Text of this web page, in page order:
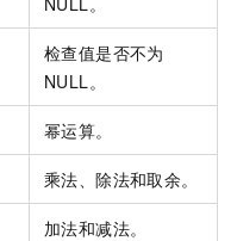
检查值是否不为
NULL。
幂运算。
乘法、除法和取余。
加法和减法。